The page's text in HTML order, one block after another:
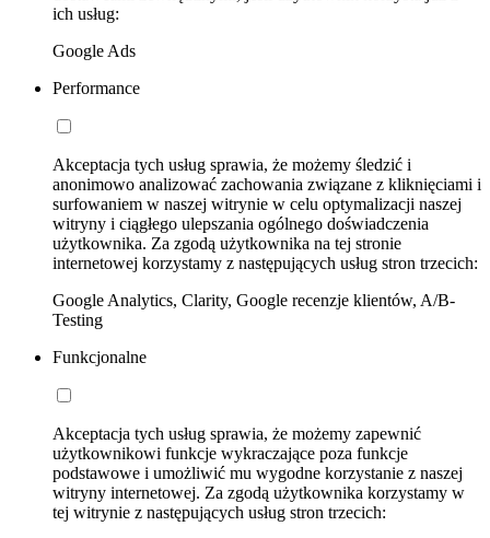
ich usług:
Google Ads
Performance
Akceptacja tych usług sprawia, że możemy śledzić i
anonimowo analizować zachowania związane z kliknięciami i
surfowaniem w naszej witrynie w celu optymalizacji naszej
witryny i ciągłego ulepszania ogólnego doświadczenia
użytkownika. Za zgodą użytkownika na tej stronie
internetowej korzystamy z następujących usług stron trzecich:
Google Analytics, Clarity, Google recenzje klientów, A/B-
Testing
Funkcjonalne
Akceptacja tych usług sprawia, że możemy zapewnić
użytkownikowi funkcje wykraczające poza funkcje
podstawowe i umożliwić mu wygodne korzystanie z naszej
witryny internetowej. Za zgodą użytkownika korzystamy w
tej witrynie z następujących usług stron trzecich: